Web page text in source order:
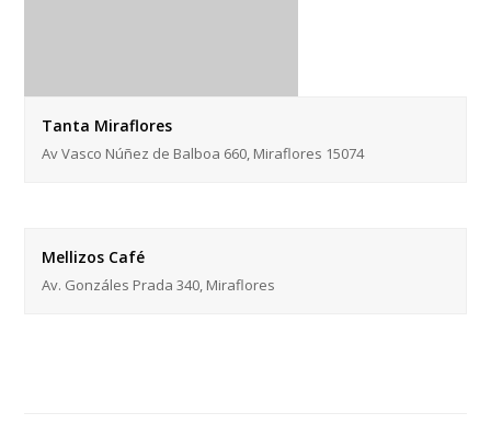
Tanta Miraflores
Av Vasco Núñez de Balboa 660, Miraflores 15074
Mellizos Café
Av. Gonzáles Prada 340, Miraflores